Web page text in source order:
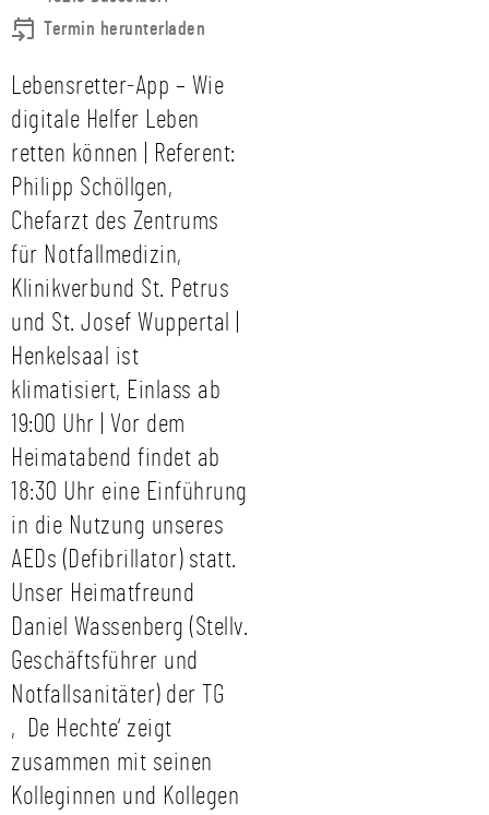
Termin herunterladen
Lebensretter‑App – Wie
digitale Helfer Leben
retten können | Referent:
Philipp Schöllgen,
Chefarzt des Zentrums
für Notfallmedizin,
Klinikverbund St. Petrus
und St. Josef Wuppertal |
Henkelsaal ist
klimatisiert, Einlass ab
19:00 Uhr | Vor dem
Heimatabend findet ab
18:30 Uhr eine Einführung
in die Nutzung unseres
AEDs (Defibrillator) statt.
Unser Heimatfreund
Daniel Wassenberg (Stellv.
Geschäftsführer und
Notfallsanitäter) der TG
‚De Hechte‘ zeigt
zusammen mit seinen
Kolleginnen und Kollegen